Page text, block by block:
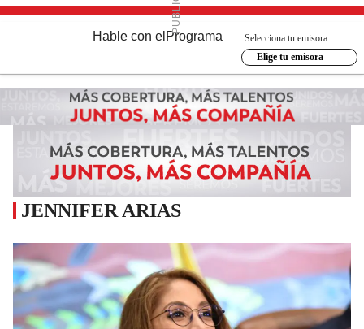
Hable con el Programa
Selecciona tu emisora
Elige tu emisora
JENNIFER ARIAS